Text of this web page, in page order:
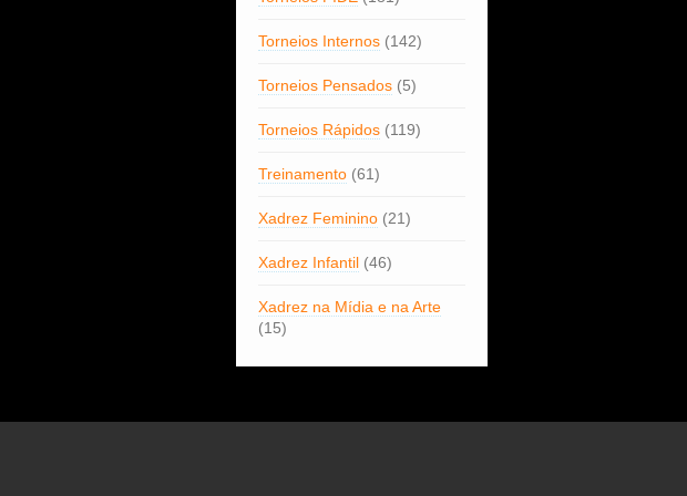
Torneios Internos(142)
Torneios Pensados(5)
Torneios Rápidos(119)
Treinamento(61)
Xadrez Feminino(21)
Xadrez Infantil(46)
Xadrez na Mídia e na Arte
(15)